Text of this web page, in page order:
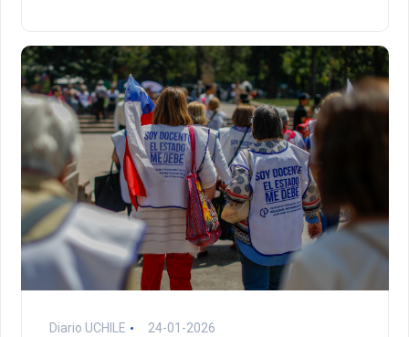
Diario UCHILE 24-01-2026